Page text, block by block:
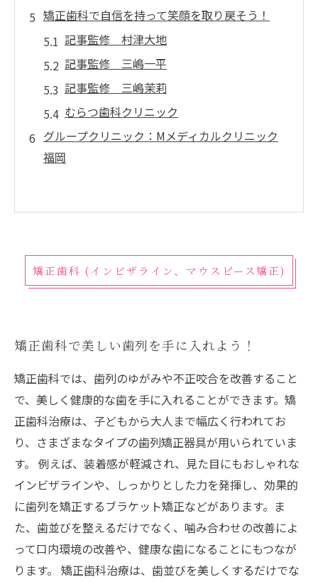
矯正歯科で自信を持って笑顔を取り戻そう！
記事監修 村津大地
記事監修 三嶋一平
記事監修 三嶋茉莉
むらつ歯科クリニック
グループクリニック：Mメディカルクリニック
福岡
矯正歯科 (インビザライン、マウスピース矯正)
矯正歯科で美しい歯列を手に入れよう！
矯正歯科では、歯列のゆがみや不正咬合を改善すること
で、美しく健康的な歯を手に入れることができます。矯
正歯科治療は、子どもから大人まで幅広く行われてお
り、さまざまなタイプの歯列矯正器具が用いられていま
す。 例えば、装着感が軽減され、見た目にもおしゃれな
インビザラインや、しっかりとした力を発揮し、効果的
に歯列を矯正するブラケット矯正などがあります。ま
た、歯並びを整えるだけでなく、噛み合わせの改善によ
って口内環境の改善や、健康な歯になることにもつなが
ります。 矯正歯科治療は、歯並びを美しくするだけでな